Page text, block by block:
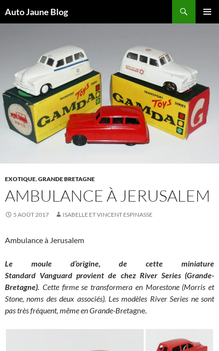
Auto Jaune Blog
EXOTIQUE,GRANDE BRETAGNE
AMBULANCE À JERUSALEM
5 AOÛT 2017 ISABELLE ET VINCENT ESPINASSE
Ambulance à Jerusalem
Le moule d’origine, de cette miniature
Standard Vanguard provient de chez River Series (Grande-
Bretagne). Cette firme se transformera en Morestone (Morris et
Stone, noms des deux associés). Les modèles River Series ne sont
pas très fréquent, même en Grande-Bretagne.